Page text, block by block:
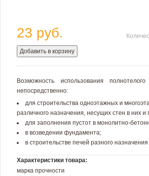
23 руб.
Добавить в корзину
Возможность использования
непосредственно:
для строительства одноэтажных и
различного назначения, несущих стен в них и
для заполнения пустот в монолитно-
в возведении фундамента;
в строительстве печей разного назначения
Характеристики товара:
марка прочности